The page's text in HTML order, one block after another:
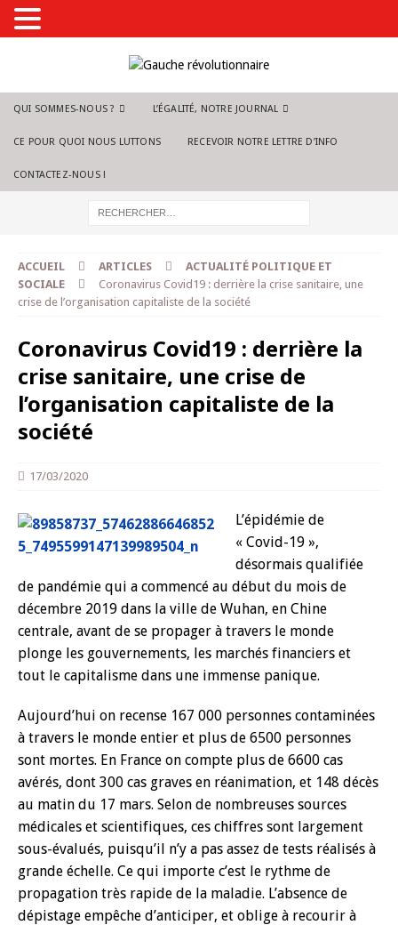
QUI SOMMES-NOUS ? L’ÉGALITÉ, NOTRE JOURNAL
CE POUR QUOI NOUS LUTTONS RECEVOIR NOTRE LETTRE D’INFO
CONTACTEZ-NOUS !
ACCUEIL ARTICLES
ACTUALITÉ POLITIQUE ET
SOCIALE
Coronavirus Covid19 : derrière la crise sanitaire, une
crise de l’organisation capitaliste de la société
Coronavirus Covid19 : derrière la
crise sanitaire, une crise de
l’organisation capitaliste de la
société
17/03/2020
L’épidémie de
« Covid-19 »,
désormais qualifiée
de pandémie qui a commencé au début du mois de
décembre 2019 dans la ville de Wuhan, en Chine
centrale, avant de se propager à travers le monde
plonge les gouvernements, les marchés financiers et
tout le capitalisme dans une immense panique.
Aujourd’hui on recense 167 000 personnes contaminées
à travers le monde entier et plus de 6500 personnes
sont mortes. En France on compte plus de 6600 cas
avérés, dont 300 cas graves en réanimation, et 148 décès
au matin du 17 mars. Selon de nombreuses sources
médicales et scientifiques, ces chiffres sont largement
sous-évalués, puisqu’il n’y a pas assez de tests réalisés à
grande échelle. Ce qui importe c’est le rythme de
propagation très rapide de la maladie. L’absence de
dépistage empêche d’anticiper, et oblige à recourir à